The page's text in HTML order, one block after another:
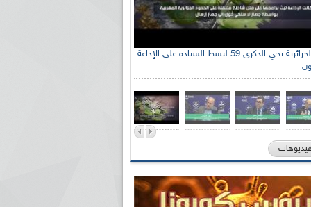
الإذاعة الجزائرية تحي الذكرى 59 لبسط السيادة على الإذاعة